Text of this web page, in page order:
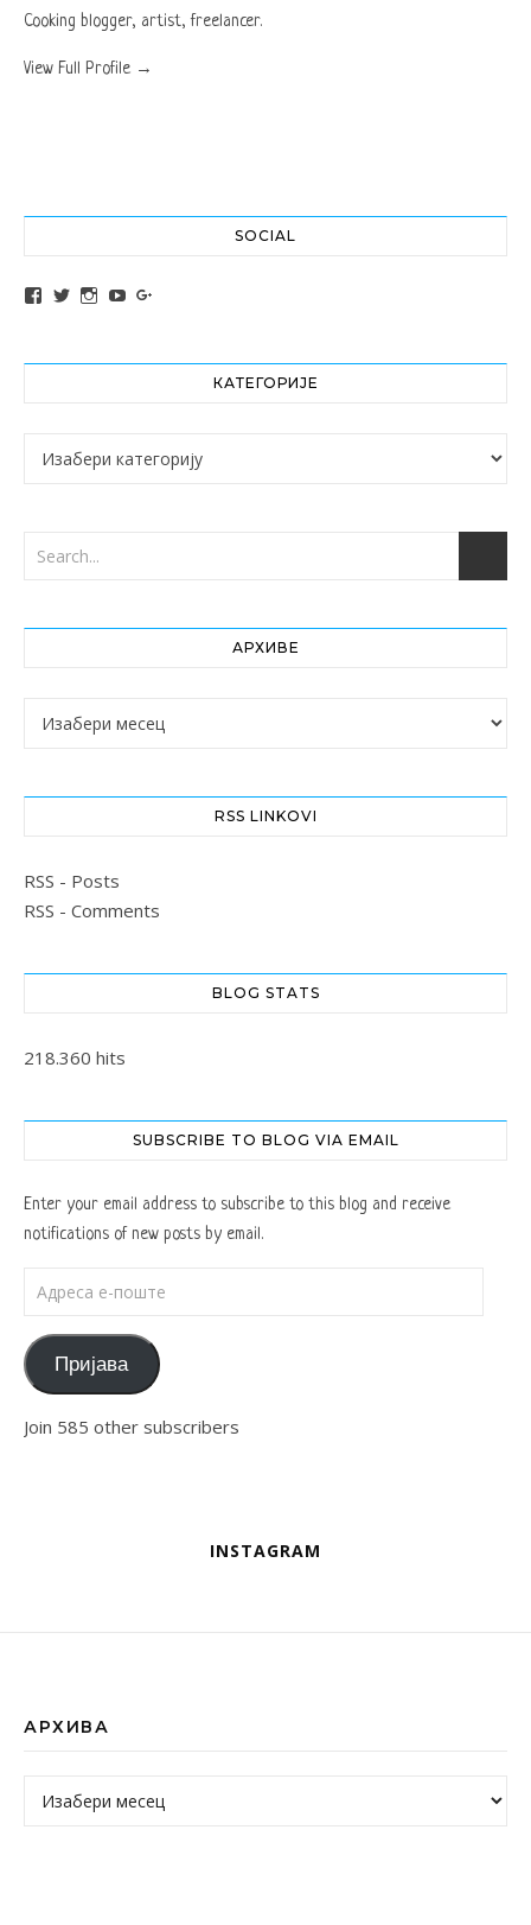
Cooking blogger, artist, freelancer.
View Full Profile →
SOCIAL
View altochef’s profile on Facebook
View jovancica73’s profile on Twitter
View jovancica73’s profile on Instagram
View jovancica73’s profile on YouTube
КАТЕГОРИЈЕ
Категорије
АРХИВЕ
Архиве
RSS LINKOVI
RSS - Posts
RSS - Comments
BLOG STATS
218.360 hits
SUBSCRIBE TO BLOG VIA EMAIL
Enter your email address to subscribe to this blog and receive
notifications of new posts by email.
Пријава
Join 585 other subscribers
INSTAGRAM
АРХИВА
Архива